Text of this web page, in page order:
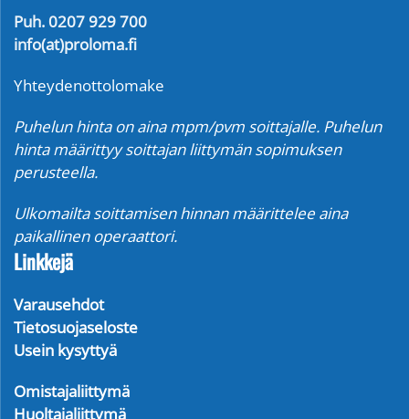
Puh. 0207 929 700
info(at)proloma.fi
Yhteydenottolomake
Puhelun hinta on aina mpm/pvm soittajalle. Puhelun
hinta määrittyy soittajan liittymän sopimuksen
perusteella.
Ulkomailta soittamisen hinnan määrittelee aina
paikallinen operaattori.
Linkkejä
Varausehdot
Tietosuojaseloste
Usein kysyttyä
Omistajaliittymä
Huoltajaliittymä